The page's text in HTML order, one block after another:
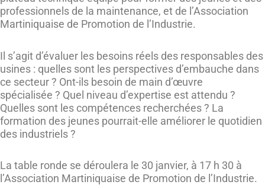
professionnels de la maintenance, et de l’Association
Martiniquaise de Promotion de l’Industrie.
Il s’agit d’évaluer les besoins réels des responsables des
usines : quelles sont les perspectives d’embauche dans
ce secteur ? Ont-ils besoin de main d’œuvre
spécialisée ? Quel niveau d’expertise est attendu ?
Quelles sont les compétences recherchées ? La
formation des jeunes pourrait-elle améliorer le quotidien
des industriels ?
La table ronde se déroulera le 30 janvier, à 17 h 30 à
l’Association Martiniquaise de Promotion de l’Industrie.